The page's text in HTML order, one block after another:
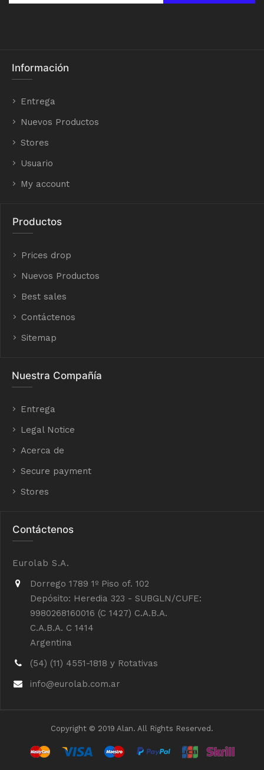
Información
Entrega
Nuevos Productos
Stores
Usuario
My account
Productos
Prices drop
Nuevos Productos
Best sales
Contáctenos
Sitemap
Nuestra Compañía
Entrega
Legal Notice
Acerca de
Secure payment
Stores
Contáctenos
Eurolab S.A.
Dorrego 1789 1º Piso of. 102
Depósito: Heredia 323 - SUBGLN/CUFE:
9980268160016 (C 1427) C.A.B.A.
C.A.B.A. C 1414
Argentina
(54) (11) 4551-1818 y Rotativas
info@eurolab.com.ar
Copyright © 2019 Alan. All Rights Reserved.